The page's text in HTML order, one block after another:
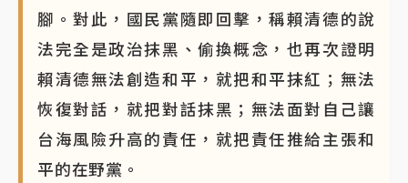
腳。對此，國民黨隨即回擊，稱賴清德的說
法完全是政治抹黑、偷換概念，也再次證明
賴清德無法創造和平，就把和平抹紅；無法
恢復對話，就把對話抹黑；無法面對自己讓
台海風險升高的責任，就把責任推給主張和
平的在野黨。